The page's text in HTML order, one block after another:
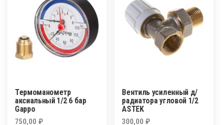
Термоманометр
аксиальный 1/2 6 бар
Gappo
750,00 ₽
Вентиль усиленный д/
радиатора угловой 1/2
ASTEK
300,00₽